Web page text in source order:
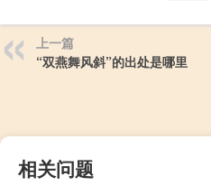
上一篇
“双燕舞风斜”的出处是哪里
相关问题